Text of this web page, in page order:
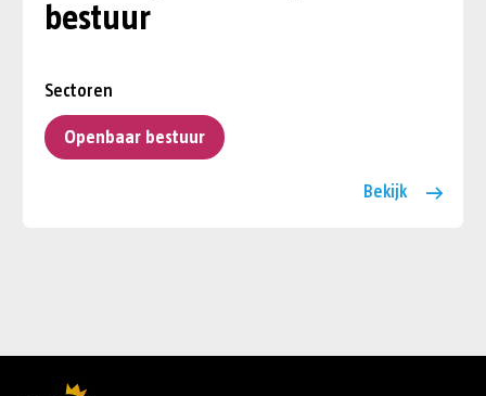
bestuur
Sectoren
Openbaar bestuur
Bekijk